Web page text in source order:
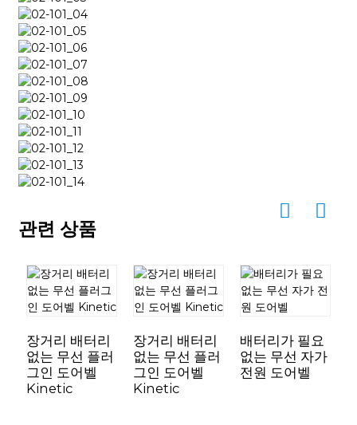
관련 상품
장거리 배터리
없는 무선 플러
그인 도어벨
Kinetic
장거리 배터리
없는 무선 플러
그인 도어벨
Kinetic
배터리가 필요
없는 무선 자가
전원 도어벨